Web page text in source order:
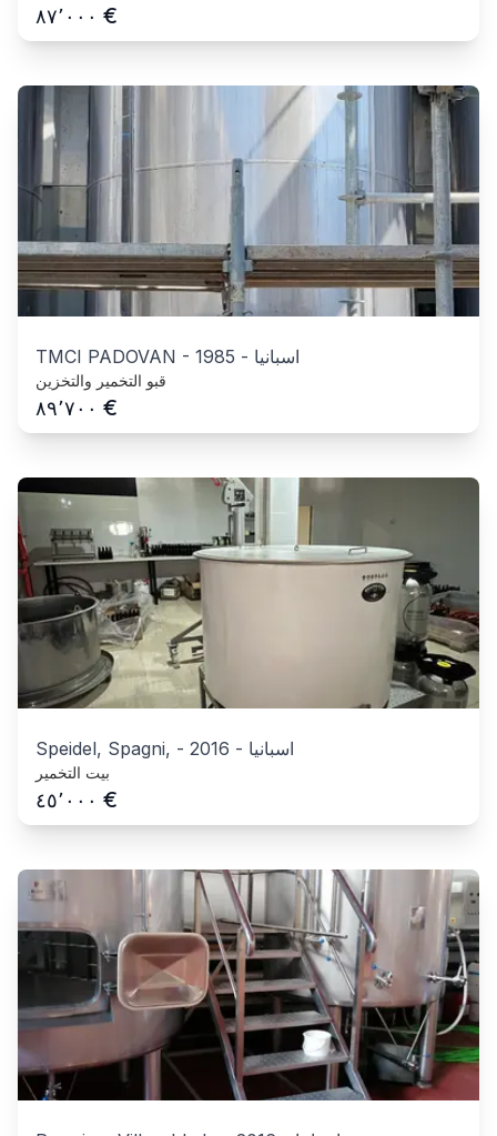
٨٧٬٠٠٠ €
TMCI PADOVAN - 1985 - اسبانيا
قبو التخمير والتخزين
٨٩٬٧٠٠ €
Speidel, Spagni, - 2016 - اسبانيا
بيت التخمير
٤٥٬٠٠٠ €